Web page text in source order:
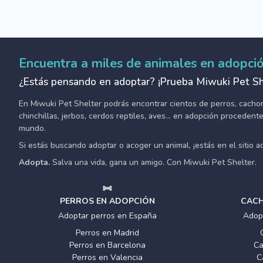
Encuentra a miles de animales en
¿Estás pensando en adoptar? ¡Prueba Miwuki Pet
En Miwuki Pet Shelter podrás encontrar cientos de perros,
chinchillas, jerbos, cerdos reptiles, aves... en adopción
mundo.
Si estás buscando adoptar o acoger un animal, ¡estás en el sitio
Adopta. Salva una vida, gana un amigo. Con Miwuki Pet Shelter.
PERROS EN ADOPCIÓN
Adoptar perros en España
Perros en Madrid
Perros en Barcelona
Perros en Valencia